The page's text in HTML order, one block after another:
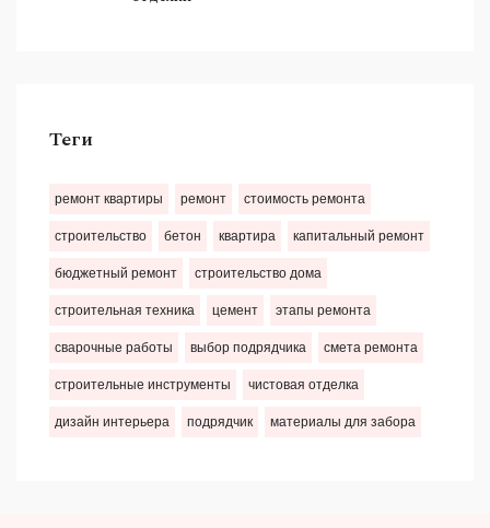
Теги
ремонт квартиры ремонт стоимость ремонта
строительство бетон квартира капитальный ремонт
бюджетный ремонт строительство дома
строительная техника цемент этапы ремонта
сварочные работы выбор подрядчика смета ремонта
строительные инструменты чистовая отделка
дизайн интерьера подрядчик материалы для забора